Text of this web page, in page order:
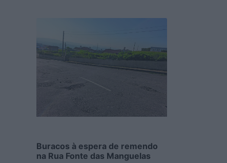
Buracos à espera de remendo
na Rua Fonte das Manguelas